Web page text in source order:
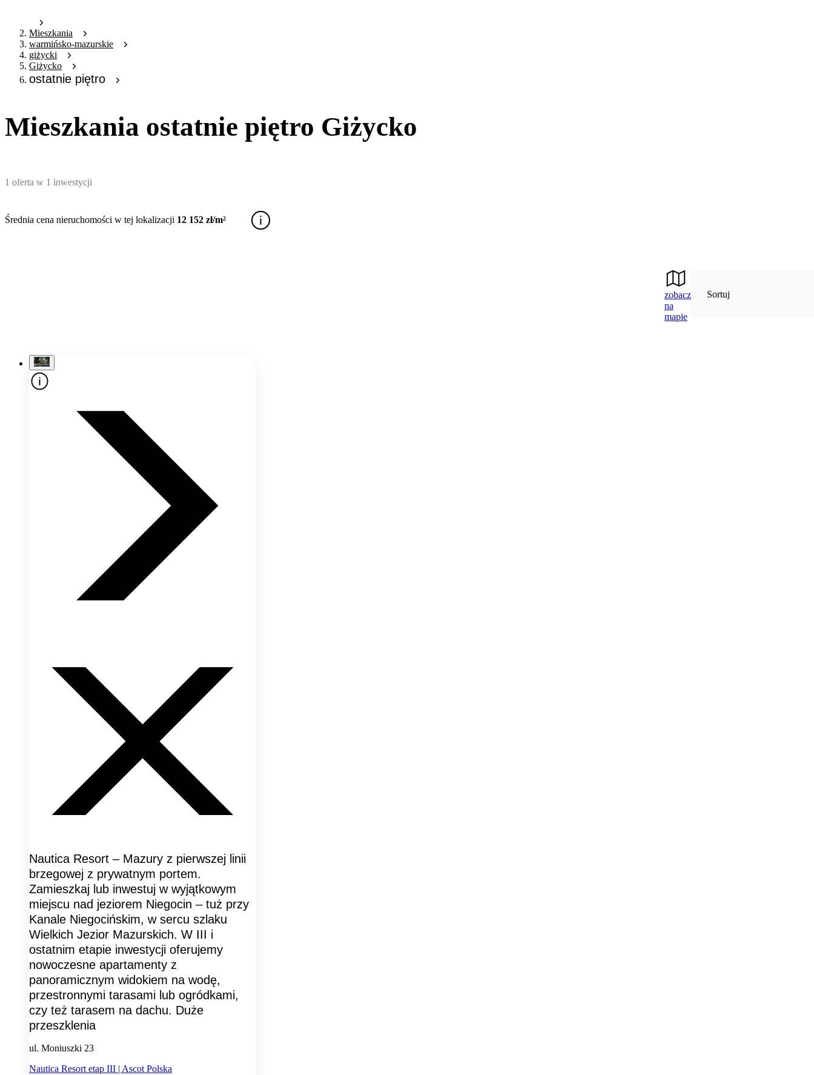
Mieszkania
warmińsko-mazurskie
giżycki
Giżycko
ostatnie piętro
Mieszkania ostatnie piętro Giżycko
1 oferta w 1 inwestycji
Średnia cena nieruchomości w tej lokalizacji 12 152 zł/m²
zobacz
na
mapie
Sortuj
Nautica Resort – Mazury z pierwszej linii
brzegowej z prywatnym portem.
Zamieszkaj lub inwestuj w wyjątkowym
miejscu nad jeziorem Niegocin – tuż przy
Kanale Niegocińskim, w sercu szlaku
Wielkich Jezior Mazurskich. W III i
ostatnim etapie inwestycji oferujemy
nowoczesne apartamenty z
panoramicznym widokiem na wodę,
przestronnymi tarasami lub ogródkami,
czy też tarasem na dachu. Duże
przeszklenia
ul. Moniuszki 23
Nautica Resort etap III | Ascot Polska